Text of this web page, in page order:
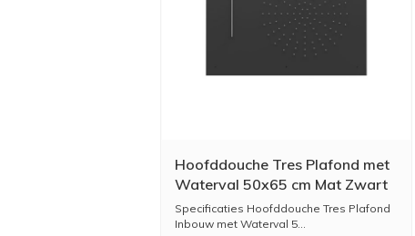
Hoofddouche Tres Plafond met
Waterval 50x65 cm Mat Zwart
Specificaties Hoofddouche Tres Plafond
Inbouw met Waterval 5...